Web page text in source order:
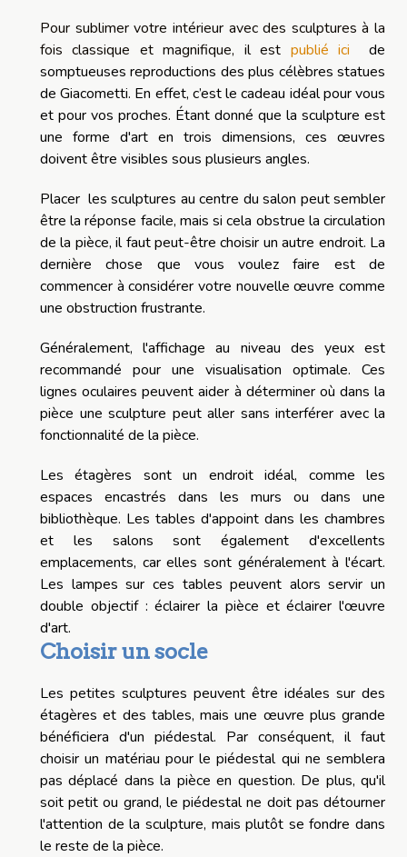
Pour sublimer votre intérieur avec des sculptures à la
fois classique et magnifique, il est publié ici
de
somptueuses reproductions des plus célèbres statues
de Giacometti. En effet, c’est le cadeau idéal pour vous
et pour vos proches. Étant donné que la sculpture est
une forme d'art en trois dimensions, ces œuvres
doivent être visibles sous plusieurs angles.
Placer les sculptures au centre du salon peut sembler
être la réponse facile, mais si cela obstrue la circulation
de la pièce, il faut peut-être choisir un autre endroit. La
dernière chose que vous voulez faire est de
commencer à considérer votre nouvelle œuvre comme
une obstruction frustrante.
Généralement, l'affichage au niveau des yeux est
recommandé pour une visualisation optimale. Ces
lignes oculaires peuvent aider à déterminer où dans la
pièce une sculpture peut aller sans interférer avec la
fonctionnalité de la pièce.
Les étagères sont un endroit idéal, comme les
espaces encastrés dans les murs ou dans une
bibliothèque. Les tables d'appoint dans les chambres
et les salons sont également d'excellents
emplacements, car elles sont généralement à l'écart.
Les lampes sur ces tables peuvent alors servir un
double objectif : éclairer la pièce et éclairer l'œuvre
d'art.
Choisir un socle
Les petites sculptures peuvent être idéales sur des
étagères et des tables, mais une œuvre plus grande
bénéficiera d'un piédestal. Par conséquent, il faut
choisir un matériau pour le piédestal qui ne semblera
pas déplacé dans la pièce en question. De plus, qu'il
soit petit ou grand, le piédestal ne doit pas détourner
l'attention de la sculpture, mais plutôt se fondre dans
le reste de la pièce.